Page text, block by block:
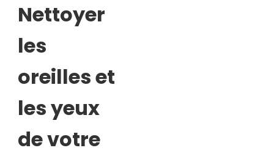
Nettoyer
les
oreilles et
les yeux
de votre